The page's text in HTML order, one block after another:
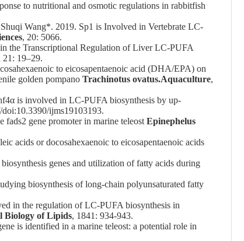
to nutritional and osmotic regulations in rabbitfish
Wang*. 2019. Sp1 is Involved in Vertebrate LC-
, 20: 5066.
the Transcriptional Regulation of Liver LC-PUFA
21: 19–29.
to eicosapentaenoic acid (DHA/EPA) on
golden pompano Trachinotus ovatus.Aquaculture,
is involved in LC-PUFA biosynthesis by up-
doi:10.3390/ijms19103193.
fads2 gene promoter in marine teleost Epinephelus
acids or docosahexaenoic to eicosapentaenoic acids
genes and utilization of fatty acids during
biosynthesis of long‐chain polyunsaturated fatty
in the regulation of LC-PUFA biosynthesis in
Biology of Lipids, 1841: 934-943.
is identified in a marine teleost: a potential role in